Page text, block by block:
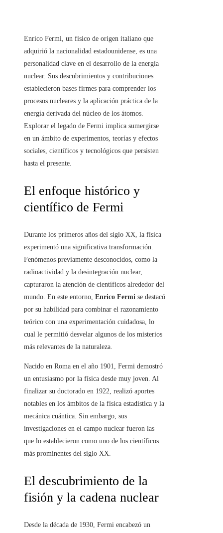
Enrico Fermi, un físico de origen italiano que
adquirió la nacionalidad estadounidense, es una
personalidad clave en el desarrollo de la energía
nuclear. Sus descubrimientos y contribuciones
establecieron bases firmes para comprender los
procesos nucleares y la aplicación práctica de la
energía derivada del núcleo de los átomos.
Explorar el legado de Fermi implica sumergirse
en un ámbito de experimentos, teorías y efectos
sociales, científicos y tecnológicos que persisten
hasta el presente.
El enfoque histórico y
científico de Fermi
Durante los primeros años del siglo XX, la física
experimentó una significativa transformación.
Fenómenos previamente desconocidos, como la
radioactividad y la desintegración nuclear,
capturaron la atención de científicos alrededor del
mundo. En este entorno, Enrico Fermi se destacó
por su habilidad para combinar el razonamiento
teórico con una experimentación cuidadosa, lo
cual le permitió desvelar algunos de los misterios
más relevantes de la naturaleza.
Nacido en Roma en el año 1901, Fermi demostró
un entusiasmo por la física desde muy joven. Al
finalizar su doctorado en 1922, realizó aportes
notables en los ámbitos de la física estadística y la
mecánica cuántica. Sin embargo, sus
investigaciones en el campo nuclear fueron las
que lo establecieron como uno de los científicos
más prominentes del siglo XX.
El descubrimiento de la
fisión y la cadena nuclear
Desde la década de 1930, Fermi encabezó un